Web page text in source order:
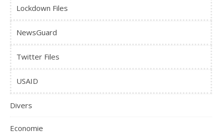
Lockdown Files
NewsGuard
Twitter Files
USAID
Divers
Economie